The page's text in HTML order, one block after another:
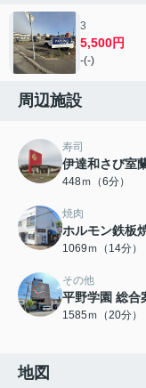
3
5,500円
-(-)
周辺施設
寿司
伊達和さび室
448ｍ（6分）
焼肉
ホルモン鉄板
1069ｍ（14分）
その他
平野学園 総合
1585ｍ（20分）
地図